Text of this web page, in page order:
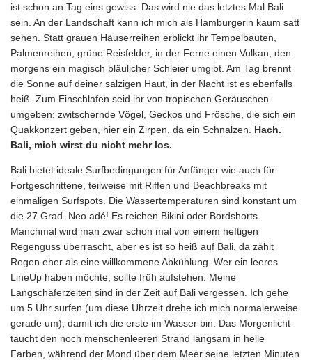
ist schon an Tag eins gewiss: Das wird nie das letztes Mal Bali
sein. An der Landschaft kann ich mich als Hamburgerin kaum satt
sehen. Statt grauen Häuserreihen erblickt ihr Tempelbauten,
Palmenreihen, grüne Reisfelder, in der Ferne einen Vulkan, den
morgens ein magisch bläulicher Schleier umgibt. Am Tag brennt
die Sonne auf deiner salzigen Haut, in der Nacht ist es ebenfalls
heiß. Zum Einschlafen seid ihr von tropischen Geräuschen
umgeben: zwitschernde Vögel, Geckos und Frösche, die sich ein
Quakkonzert geben, hier ein Zirpen, da ein Schnalzen. Hach.
Bali, mich wirst du nicht mehr los.
Bali bietet ideale Surfbedingungen für Anfänger wie auch für
Fortgeschrittene, teilweise mit Riffen und Beachbreaks mit
einmaligen Surfspots. Die Wassertemperaturen sind konstant um
die 27 Grad. Neo adé! Es reichen Bikini oder Bordshorts.
Manchmal wird man zwar schon mal von einem heftigen
Regenguss überrascht, aber es ist so heiß auf Bali, da zählt
Regen eher als eine willkommene Abkühlung. Wer ein leeres
LineUp haben möchte, sollte früh aufstehen. Meine
Langschäferzeiten sind in der Zeit auf Bali vergessen. Ich gehe
um 5 Uhr surfen (um diese Uhrzeit drehe ich mich normalerweise
gerade um), damit ich die erste im Wasser bin. Das Morgenlicht
taucht den noch menschenleeren Strand langsam in helle
Farben, während der Mond über dem Meer seine letzten Minuten